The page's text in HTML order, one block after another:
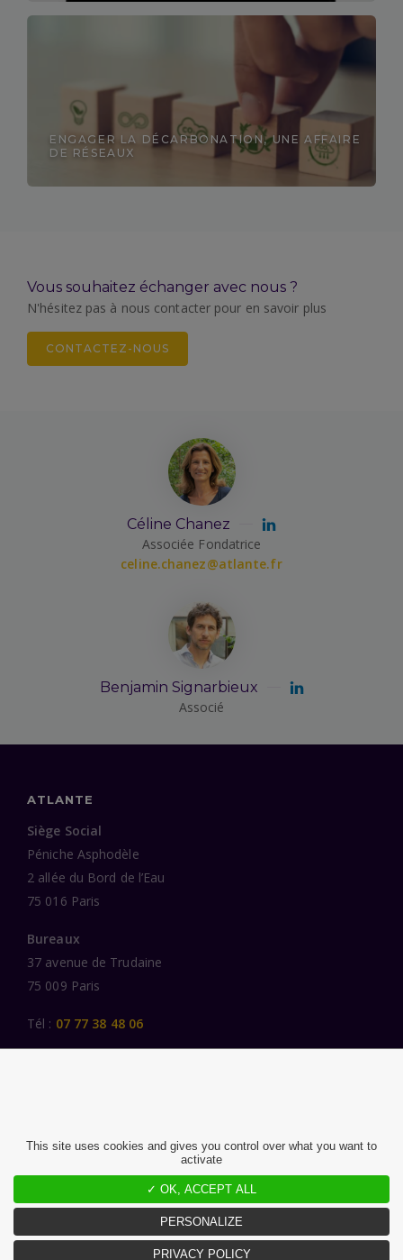
ENGAGER LA DÉCARBONATION, UNE AFFAIRE
DE RÉSEAUX
Vous souhaitez échanger avec nous ?
N'hésitez pas à nous contacter pour en savoir plus
CONTACTEZ-NOUS
Céline Chanez
Associée Fondatrice
celine.chanez@atlante.fr
Benjamin Signarbieux
Associé
ATLANTE
Siège Social
Péniche Asphodèle
2 allée du Bord de l’Eau
75 016 Paris
Bureaux
37 avenue de Trudaine
75 009 Paris
Tél : 07 77 38 48 06
DES FEMMES ET DES HOMMES ENGAGÉS
This site uses cookies and gives you control over what you want to
activate
✓ OK, ACCEPT ALL
PERSONALIZE
PRIVACY POLICY